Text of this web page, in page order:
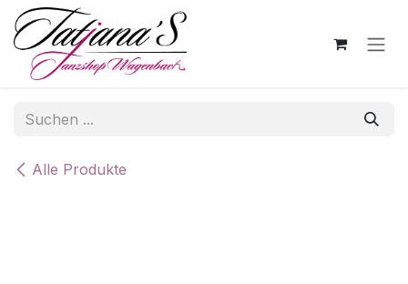
Zum Inhalt springen
Alle Produkte